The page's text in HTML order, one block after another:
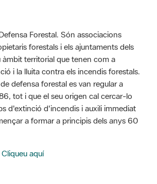
Forestal. Són associacions
forestals i els ajuntaments dels
àmbit territorial que tenen com a
i la lluita contra els incendis forestals.
defensa forestal es van regular a
tot i que el seu origen cal cercar-lo
d'extinció d'incendis i auxili immediat
a formar a principis dels anys 60
Cliqueu aquí